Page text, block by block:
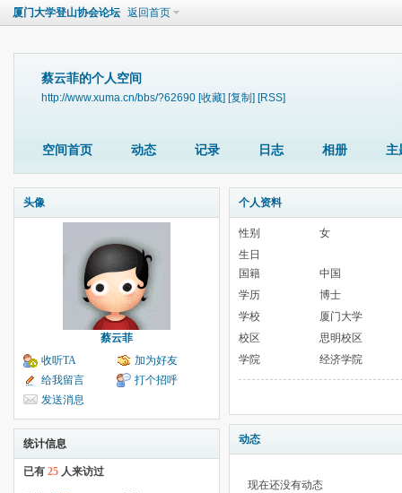
厦门大学登山协会论坛 返回首页
蔡云菲的个人空间
http://www.xuma.cn/bbs/?62690 [收藏] [复制] [RSS]
空间首页 动态 记录 日志 相册 主
头像
蔡云菲
收听TA
加为好友
给我留言
打个招呼
发送消息
统计信息
已有 25 人来访过
个人资料
性别
女
生日
国籍
中国
学历
博士
学校
厦门大学
校区
思明校区
学院
经济学院
动态
现在还没有动态